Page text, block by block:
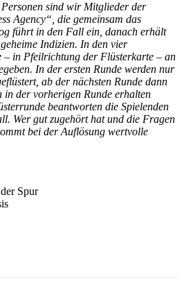
sind wir Mitglieder der
Agency“, die gemeinsam das
führt in den Fall ein, danach erhält
Indizien. In den vier
– in Pfeilrichtung der Flüsterkarte – an
In der ersten Runde werden nur
ab der nächsten Runde dann
in der vorherigen Runde erhalten
beantworten die Spielenden
Wer gut zugehört hat und die Fragen
bei der Auflösung wertvolle
Spur